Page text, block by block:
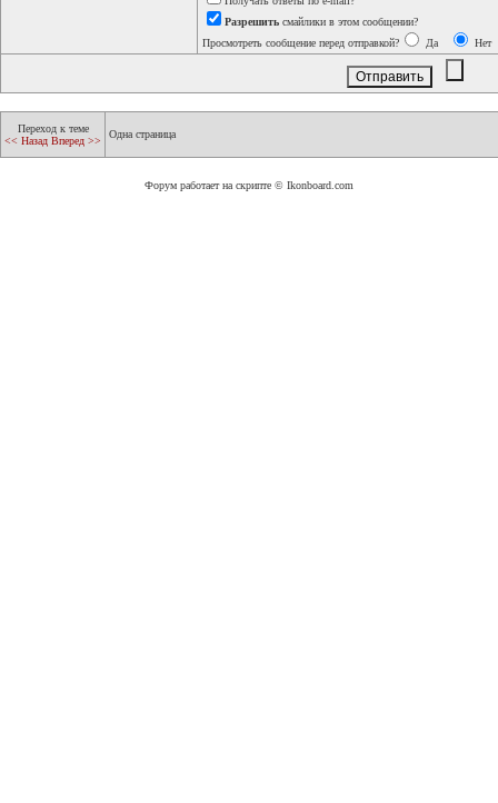
Разрешить смайлики в этом сообщении?
Просмотреть сообщение перед отправкой?
Да Нет
Переход к теме
<< Назад Вперед >>
Одна страница
Форум работает на скрипте © Ikonboard.com